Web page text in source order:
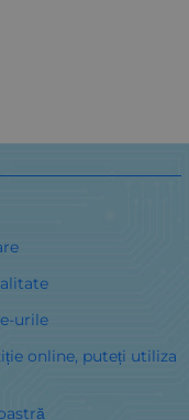
urile
online, puteți utiliza